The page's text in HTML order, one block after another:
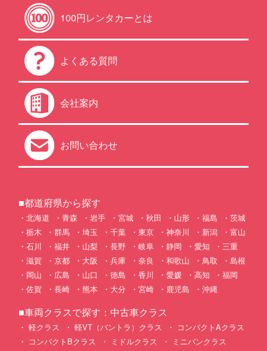
100円レンタカーとは
よくある質問
会社案内
お問い合わせ
■都道府県から探す
北海道 青森 岩手 宮城 秋田 山形 福島
茨城
栃木
群馬 埼玉 千葉 東京 神奈川 新潟
富山
石川
福井 山梨 長野 岐阜 静岡 愛知
三重
滋賀
京都 大阪 兵庫 奈良 和歌山 鳥取
島根
岡山
広島 山口 徳島 香川 愛媛 高知
福岡
佐賀
長崎 熊本 大分 宮崎 鹿児島 沖縄
■車両クラスで探す：中古車クラス
軽クラス 軽VT（バントラ）クラス
コンパクトAクラス
コンパクトBクラス
ミドルクラス
ミニバンクラス